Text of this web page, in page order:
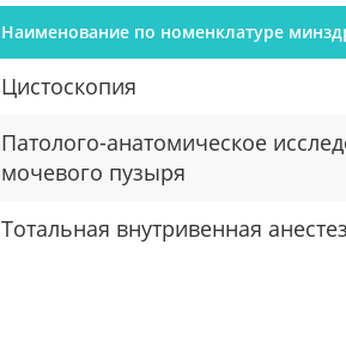
Наименование по номенклатуре
Цистоскопия
Патолого-анатомическое
мочевого пузыря
Тотальная внутривенная